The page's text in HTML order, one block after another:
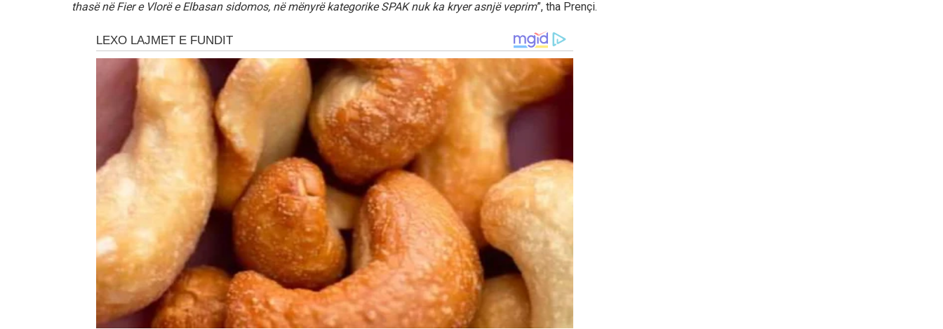
thasë në Fier e Vlorë e Elbasan sidomos, në mënyrë kategorike SPAK nuk ka kryer asnjë veprim”, tha Prençi.